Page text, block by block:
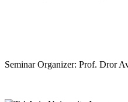
Seminar Organizer: Prof. Dror